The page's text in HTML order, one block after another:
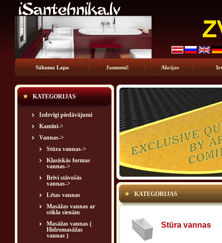
Sākuma Lapa Jaunumi! Akcijas
KATEGORIJAS
Izdevīgi piedāvājumi
Kamīni->
Vannas->
Stūra vannas->
Klasiskās formas
vannas->
Brīvi stāvošās
vannas->
Lētas vannas
Masāžas vannas ar
stikla sienām
Masāžas vannas (
Hidromasāžas
vannas )
KATEGORIJAS
Stūra vannas